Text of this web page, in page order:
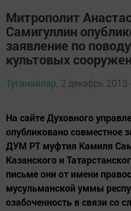
Митрополит
Самигуллин
заявление по
культовых
Туганайлар, 2 декабрь 2013
На сайте Духовного
опубликовано совместное
ДУМ РТ муфтия Камиля
Казанского и
письме они от имени
мусульманской уммы
озабоченность в связи со